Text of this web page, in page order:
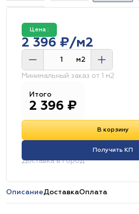
Цена :
2 396 ₽/м2
м2
Минимальный заказ от 1 м2
Итого
2 396 ₽
В корзину
Получить КП
Доставка в город:
ОписаниеДоставкаОплата